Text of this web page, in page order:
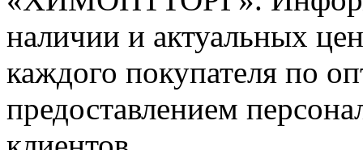
наличии и актуальных
каждого покупателя по
предоставлением